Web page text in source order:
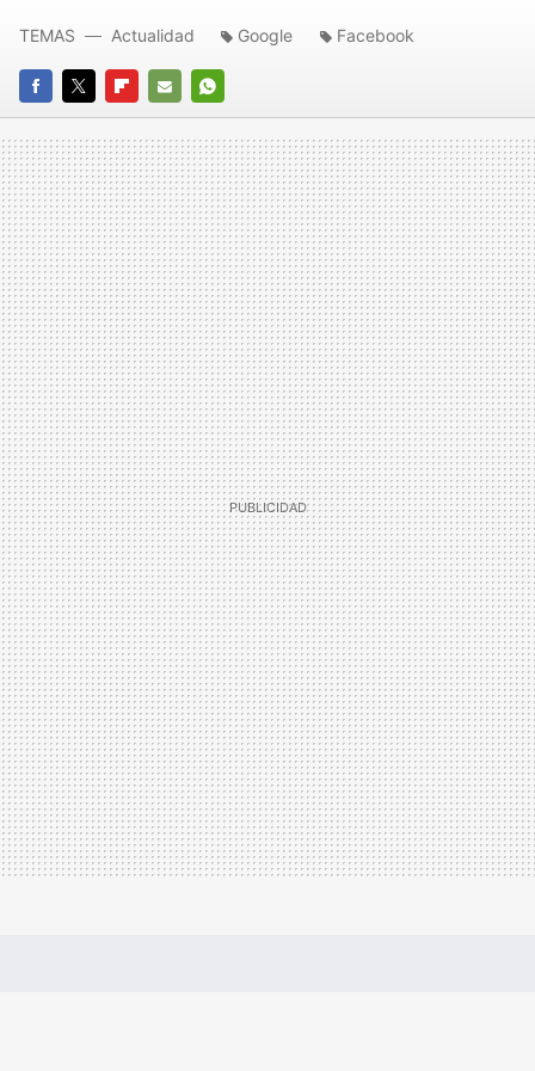
FACEBOOK
TWITTERFLIPBOARD
E-
MAIL
WHATSAPP
TEMAS Actualidad Google Facebook